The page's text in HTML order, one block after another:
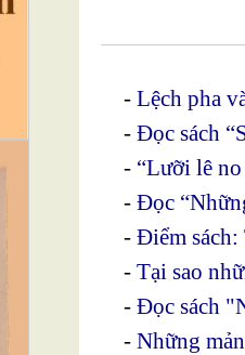
-Lệch pha
-Đọc sách
- “Lưỡi lê
-Đọc
-Điểm sách:
-Tại sao
-Đọc sách
-Những